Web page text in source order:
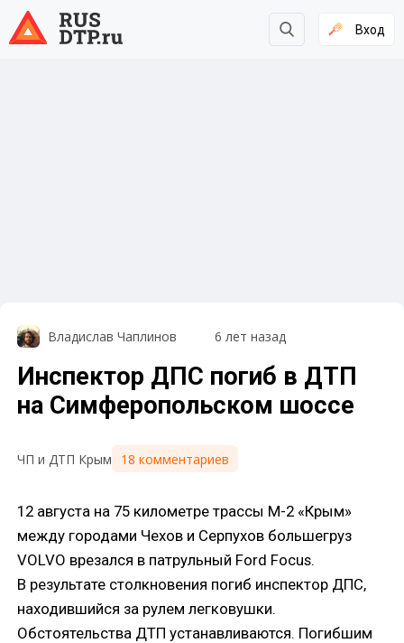
Вход
Владислав Чаплинов 6 лет назад
Инспектор ДПС погиб в ДТП
на Симферопольском шоссе
ЧП и ДТП Крым 18 комментариев
12 августа на 75 километре трассы М-2 «Крым»
между городами Чехов и Серпухов большегруз
VOLVO врезалcя в патрульный Ford Focus.
В результате столкновения погиб инспектор ДПС,
находившийся за рулем легковушки.
Обстоятельства ДТП устанавливаются. Погибшим